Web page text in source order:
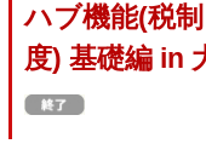
ハブ機能(税
度) 基礎編 in